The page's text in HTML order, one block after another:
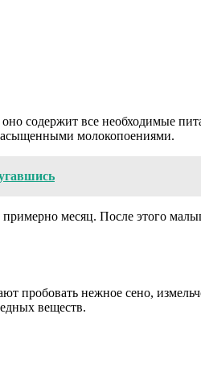
содержит все необходимые
молокопоениями.
месяц. После этого
пробовать нежное сено,
веществ.